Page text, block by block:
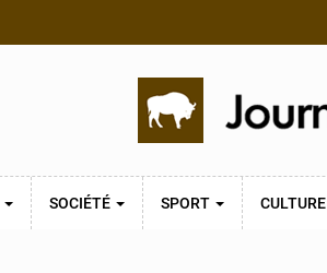
SOCIÉTÉ SPORT CULTURE